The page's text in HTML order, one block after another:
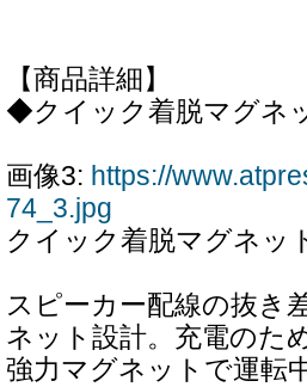
【商品詳細】
◆クイック着脱マグネ
画像3: https://
74_3.jpg
クイック着脱マグネッ
スピーカー配線の抜き
ネット設計。充電のた
強力マグネットで運転